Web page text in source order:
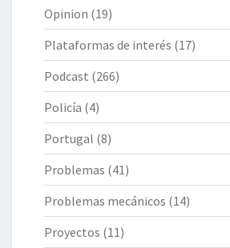
Opinion (19)
Plataformas de interés (17)
Podcast (266)
Policía (4)
Portugal (8)
Problemas (41)
Problemas mecánicos (14)
Proyectos (11)